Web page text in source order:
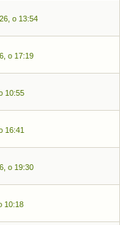
o 13:54
o 17:19
10:55
16:41
o 19:30
10:18